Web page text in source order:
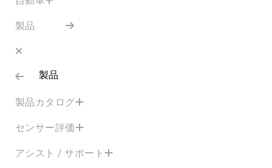
製品
製品
製品カタログ
センサー評価
アシスト / サポート